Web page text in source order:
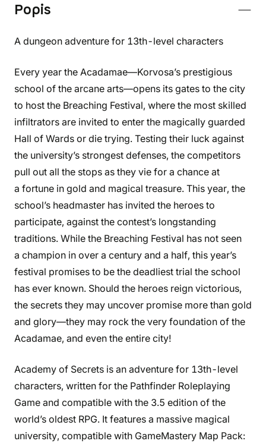
Popis
A dungeon adventure for 13th-level characters
Every year the Acadamae—Korvosa’s prestigious
school of the arcane arts—opens its gates to the city
to host the Breaching Festival, where the most skilled
infiltrators are invited to enter the magically guarded
Hall of Wards or die trying. Testing their luck against
the university’s strongest defenses, the competitors
pull out all the stops as they vie for a chance at
a fortune in gold and magical treasure. This year, the
school’s headmaster has invited the heroes to
participate, against the contest’s longstanding
traditions. While the Breaching Festival has not seen
a champion in over a century and a half, this year’s
festival promises to be the deadliest trial the school
has ever known. Should the heroes reign victorious,
the secrets they may uncover promise more than gold
and glory—they may rock the very foundation of the
Acadamae, and even the entire city!
Academy of Secrets is an adventure for 13th-level
characters, written for the Pathfinder Roleplaying
Game and compatible with the 3.5 edition of the
world’s oldest RPG. It features a massive magical
university, compatible with GameMastery Map Pack: